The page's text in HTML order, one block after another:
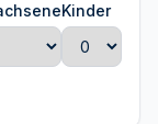
Kinder